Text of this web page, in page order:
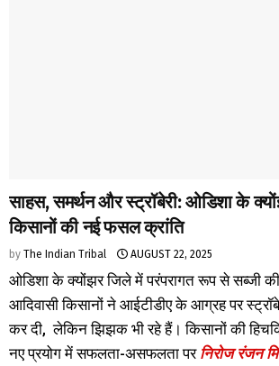
साहस, समर्थन और स्ट्रॉबेरी: ओडिशा के
किसानों की नई फसल क्रांति
by The Indian Tribal AUGUST 22, 2025
ओडिशा के क्योंझर जिले में परंपरागत रूप से सब्जी
आदिवासी किसानों ने आईटीडीए के आग्रह पर
कर दी, लेकिन झिझक भी रहे हैं। किसानों की
नए प्रयोग में सफलता-असफलता पर निरोज रंजन